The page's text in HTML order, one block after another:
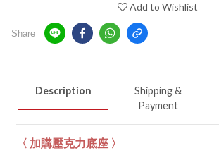
Add to Wishlist
Share
Description
Shipping &
Payment
〈 加購壓克力底座 〉